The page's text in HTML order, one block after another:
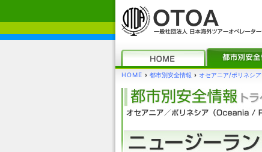
HOME › 都市別安全情報 › オセアニア/ポリネシア